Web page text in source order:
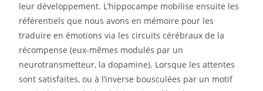
leur développement. L’hippocampe mobilise ensuite les
référentiels que nous avons en mémoire pour les
traduire en émotions via les circuits cérébraux de la
récompense (eux-mêmes modulés par un
neurotransmetteur, la dopamine). Lorsque les attentes
sont satisfaites, ou à l’inverse bousculées par un motif